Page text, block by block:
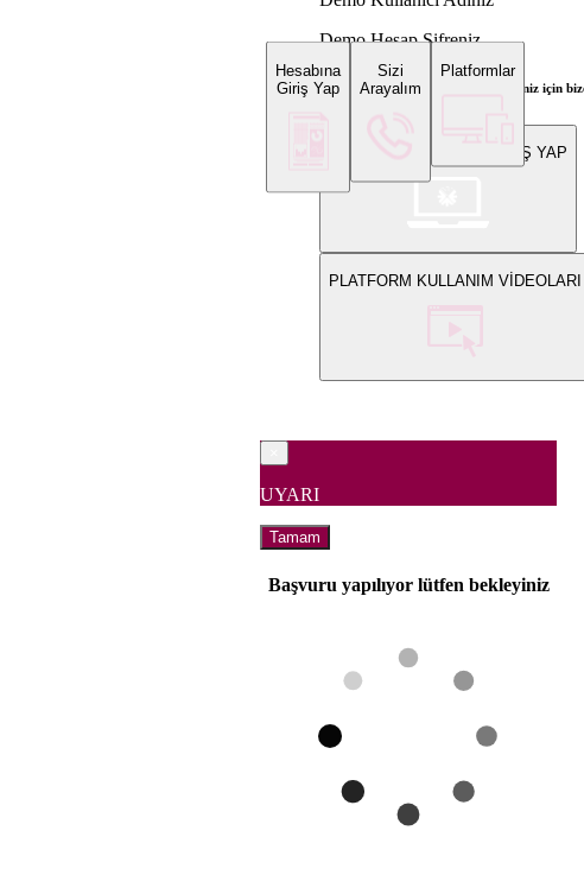
Hesabına
Giriş Yap
Sizi
Arayalım
Platformlar
Demo Hesap Şifreniz
Bilgi ve gerçek hesap açılış talepleriniz için
WEB PLATFORMUNA GİRİŞ YAP
PLATFORM KULLANIM VİDEOLARI
UYARI
Tamam
Başvuru yapılıyor lütfen bekleyiniz